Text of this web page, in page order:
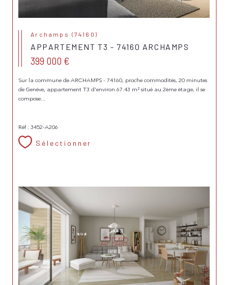
Archamps (74160)
APPARTEMENT T3 - 74160 ARCHAMPS
399 000 €
Sur la commune de ARCHAMPS - 74160, proche commodités, 20 minutes
de Genève, appartement T3 d'environ 67.43 m² situé au 2ème étage, il se
compose...
Réf : 3452-A206
Sélectionner